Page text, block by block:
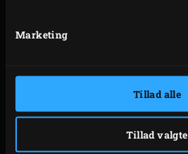
Marketing
Tillad alle
Tillad valgte
*